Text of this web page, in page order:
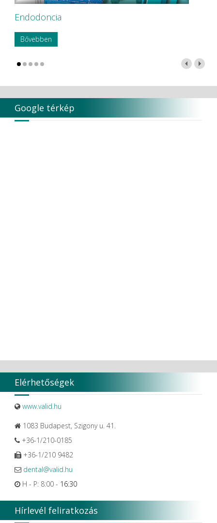
Endodoncia
Bővebben
Google térkép
Elérhetőségek
www.valid.hu
1083 Budapest, Szigony u. 41.
+36-1/210-0185
+36-1/210 9482
dental@valid.hu
H - P: 8:00 - 16:30
Hírlevél feliratkozás